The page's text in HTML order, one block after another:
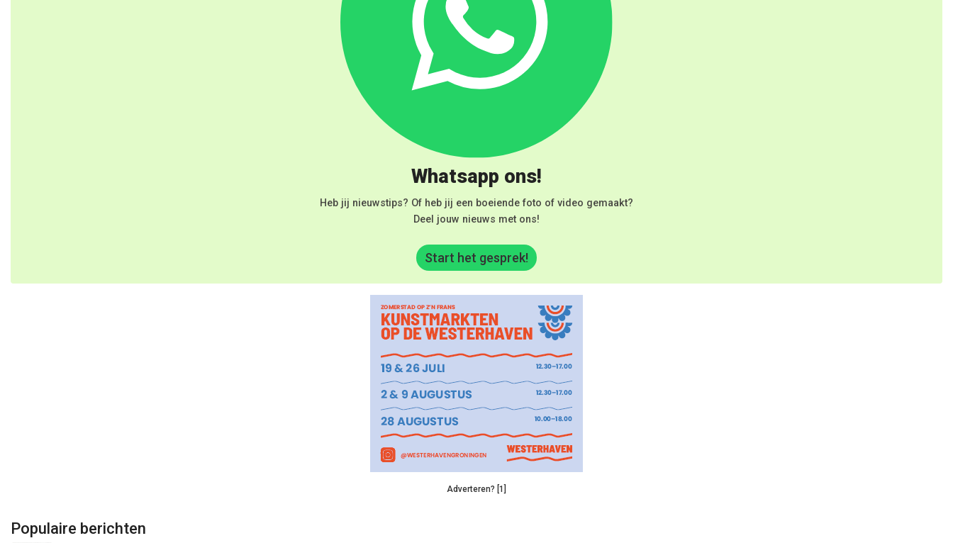
Whatsapp ons!
Heb jij nieuwstips? Of heb jij een boeiende foto of video gemaakt?
Deel jouw nieuws met ons!
Start het gesprek!
Adverteren? [1]
Populaire berichten